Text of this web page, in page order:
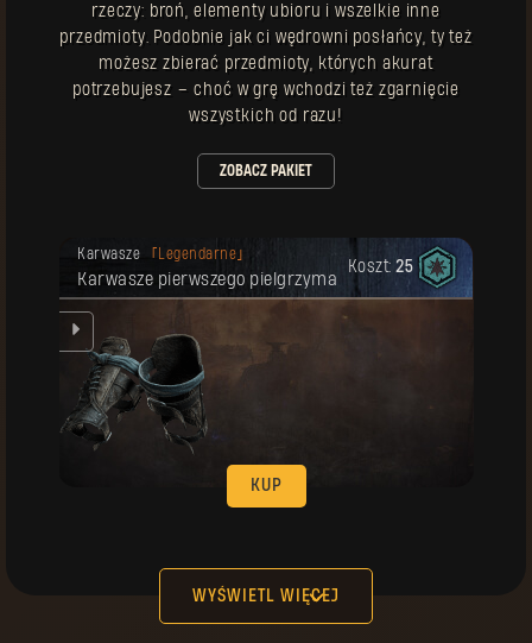
rzeczy: broń, elementy ubioru i wszelkie inne
przedmioty. Podobnie jak ci wędrowni posłańcy, ty też
możesz zbierać przedmioty, których akurat
potrzebujesz – choć w grę wchodzi też zgarnięcie
wszystkich od razu!
ZOBACZ PAKIET
Karwasze Legendarne
Karwasze pierwszego pielgrzyma
Koszt: 25
KUP
Twoja nagroda została odblokowana.
WYŚWIETL WIĘCEJ